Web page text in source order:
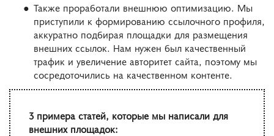
Также проработали внешнюю оптимизацию. Мы
приступили к формированию ссылочного профиля,
аккуратно подбирая площадки для размещения
внешних ссылок. Нам нужен был качественный
трафик и увеличение авторитет сайта, поэтому мы
сосредоточились на качественном контенте.
3 примера статей, которые мы написали для
внешних площадок: